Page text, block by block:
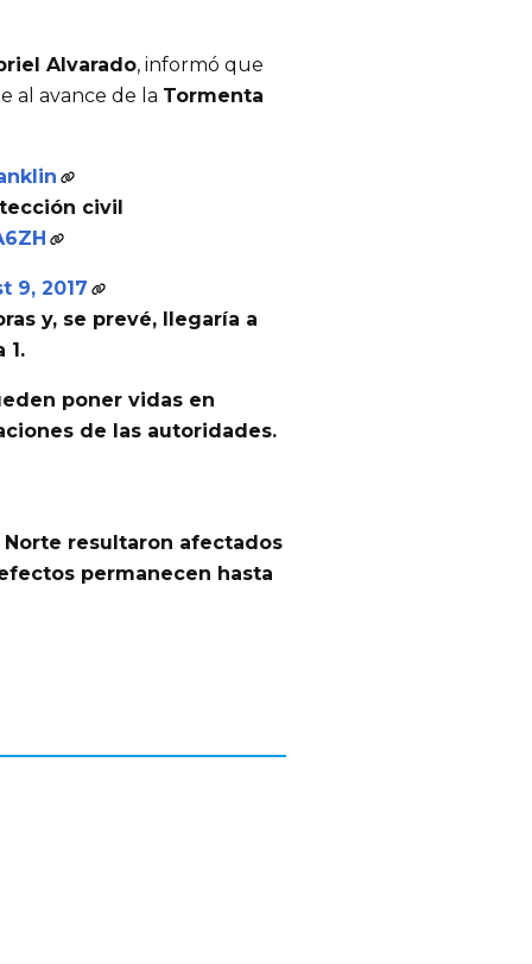
Alvarado, informó que
al avance de la Tormenta
civil
9, 2017
y, se prevé, llegaría a
1.
poner vidas en
de las autoridades.
Norte resultaron afectados
permanecen hasta